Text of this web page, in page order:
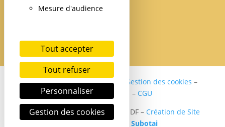
Mesure d'audience
Tout accepter
Tout refuser
Personnaliser
Gestion des cookies
Politique de confidentialité Gestion des cookies –
Mentions légales
– CGU
Copyright ©2024 SER DIABETE IDF – Création de Site
internet Santé par Subotai